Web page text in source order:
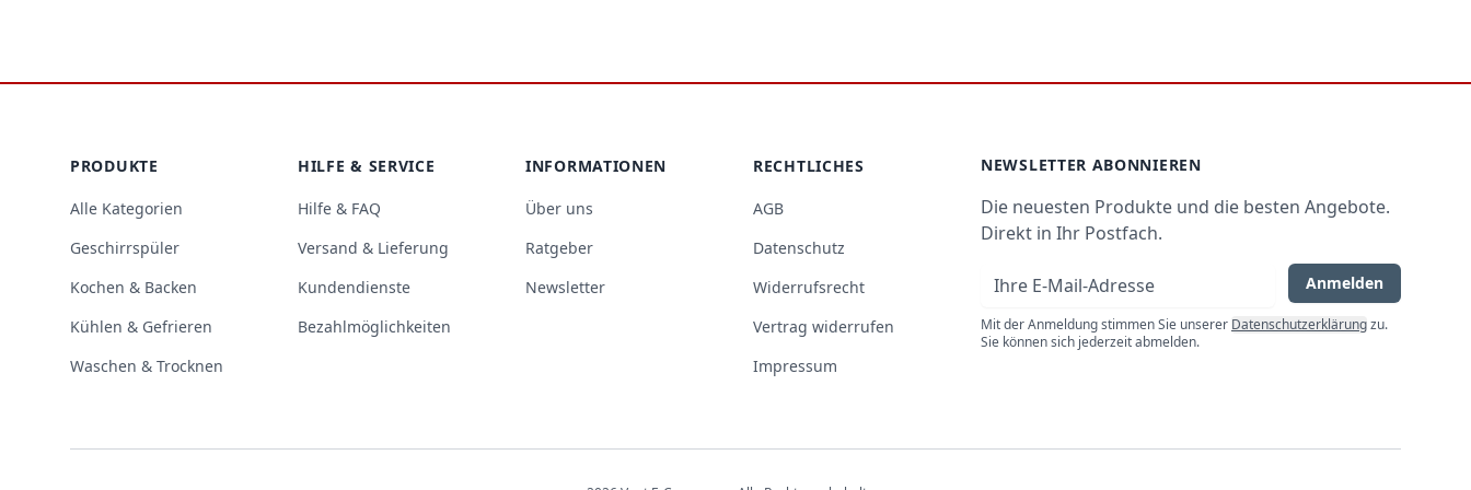
PRODUKTE
Alle Kategorien
Geschirrspüler
Kochen & Backen
Kühlen & Gefrieren
Waschen & Trocknen
HILFE & SERVICE
Hilfe & FAQ
Versand & Lieferung
Kundendienste
Bezahlmöglichkeiten
INFORMATIONEN
Über uns
Ratgeber
Newsletter
RECHTLICHES
AGB
Datenschutz
Widerrufsrecht
Vertrag widerrufen
Impressum
NEWSLETTER ABONNIEREN
Die neuesten Produkte und die besten Angebote.
Direkt in Ihr Postfach.
E-Mail-Adresse
Anmelden
Mit der Anmeldung stimmen Sie unserer Datenschutzerklärungzu.
Sie können sich jederzeit abmelden.